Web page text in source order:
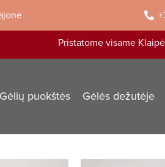
Pristatome visame
puokštės Gėlės dežutėje